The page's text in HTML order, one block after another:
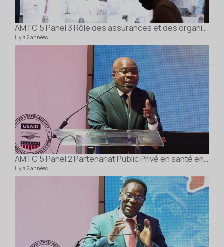
AMTC 5 Panel 3 Rôle des assurances et des organismes de certification et d’accréditation dans l
il y a 2 années
AMTC 5 Panel 2 Partenariat Public Privé en santé en Afrique
il y a 2 années